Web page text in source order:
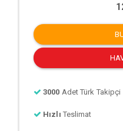
3000 Adet Türk Takipçi
Hızlı Teslimat